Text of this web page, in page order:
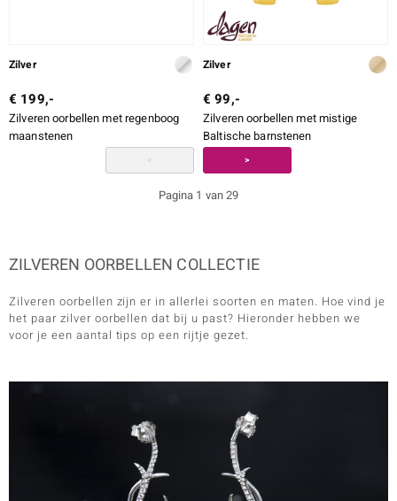
Zilver
€ 199,-
Zilveren oorbellen met regenboog
maanstenen
Zilver
€ 99,-
Zilveren oorbellen met mistige
Baltische barnstenen
< >
Pagina 1 van 29
ZILVEREN OORBELLEN COLLECTIE
Zilveren oorbellen zijn er in allerlei soorten en maten. Hoe vind je
het paar zilver oorbellen dat bij u past? Hieronder hebben we
voor je een aantal tips op een rijtje gezet.